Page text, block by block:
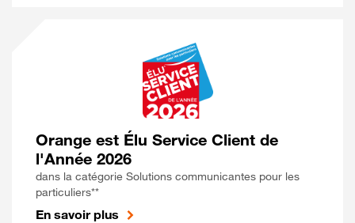
Orange est Élu Service Client de
l'Année 2026
dans la catégorie Solutions communicantes pour les
particuliers**
En savoir plus